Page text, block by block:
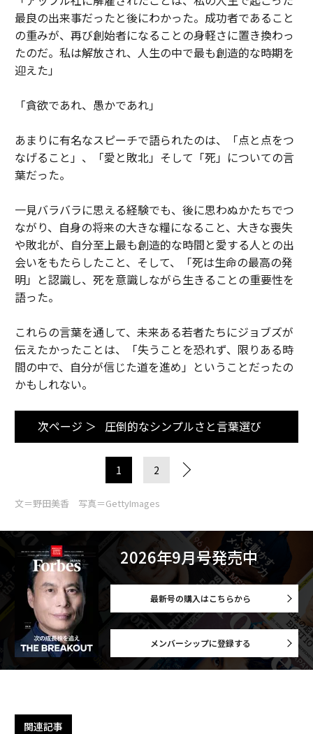
最良の出来事だったと後にわかった。成功者であること
の重みが、再び創始者になることの身軽さに置き換わっ
たのだ。私は解放され、人生の中で最も創造的な時期を
迎えた」
「貪欲であれ、愚かであれ」
あまりに有名なスピーチで語られたのは、「点と点をつ
なげること」、「愛と敗北」そして「死」についての言
葉だった。
一見バラバラに思える経験でも、後に思わぬかたちでつ
ながり、自身の将来の大きな糧になること、大きな喪失
や敗北が、自分至上最も創造的な時間と愛する人との出
会いをもたらしたこと、そして、「死は生命の最高の発
明」と認識し、死を意識しながら生きることの重要性を
語った。
これらの言葉を通して、未来ある若者たちにジョブズが
伝えたかったことは、「失うことを恐れず、限りある時
間の中で、自分が信じた道を進め」ということだったの
かもしれない。
次ページ ＞ 圧倒的なシンプルさと言葉選び
1 2
文＝野田美香 写真＝GettyImages
2026年9月号発売中
最新号の購入はこちらから
メンバーシップに登録する
関連記事